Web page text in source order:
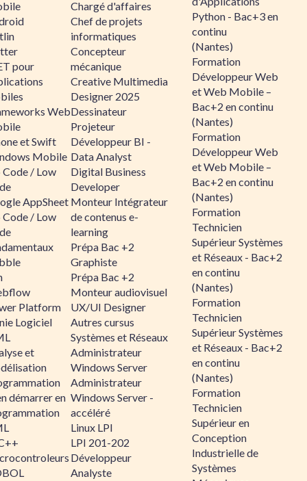
pour
Web
et Swift
Mobile
/ Low
AppSheet
/ Low
Platform
Logiciel
et
démarrer en
Chargé d'affaires
Chef de projets
informatiques
Concepteur
mécanique
Creative Multimedia
Designer 2025
Dessinateur
Projeteur
Développeur BI -
Data Analyst
Digital Business
Developer
Monteur Intégrateur
de contenus e-
learning
Prépa Bac +2
Graphiste
Prépa Bac +2
Monteur audiovisuel
UX/UI Designer
Autres cursus
Systèmes et Réseaux
Administrateur
Windows Server
Administrateur
Windows Server -
accéléré
Linux LPI
LPI 201-202
Développeur
Analyste
Python - Bac+3 en
continu
(Nantes)
Formation
Développeur Web
et Web Mobile –
Bac+2 en continu
(Nantes)
Formation
Développeur Web
et Web Mobile –
Bac+2 en continu
(Nantes)
Formation
Technicien
Supérieur Systèmes
et Réseaux - Bac+2
en continu
(Nantes)
Formation
Technicien
Supérieur Systèmes
et Réseaux - Bac+2
en continu
(Nantes)
Formation
Technicien
Supérieur en
Conception
Industrielle de
Systèmes